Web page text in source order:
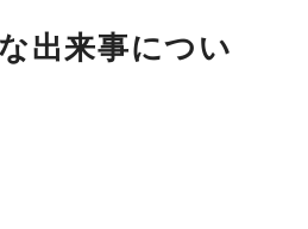
出来事につい